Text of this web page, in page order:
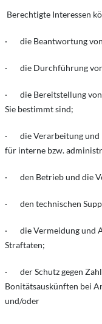
Berechtigte Interessen
· die Beantwortung
· die Durchführung
· die Bereitstellung von
Sie bestimmt sind;
· die Verarbeitung und
für interne bzw.
· den Betrieb und die
· den technischen
· die Vermeidung und
Straftaten;
· der Schutz gegen
Bonitätsauskünften bei
und/oder